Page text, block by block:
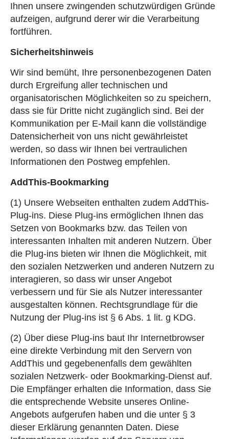
Ihnen unsere zwingenden schutzwürdigen Gründe
aufzeigen, aufgrund derer wir die Verarbeitung
fortführen.
Sicherheitshinweis
Wir sind bemüht, Ihre personenbezogenen Daten
durch Ergreifung aller technischen und
organisatorischen Möglichkeiten so zu speichern,
dass sie für Dritte nicht zugänglich sind. Bei der
Kommunikation per E-Mail kann die vollständige
Datensicherheit von uns nicht gewährleistet
werden, so dass wir Ihnen bei vertraulichen
Informationen den Postweg empfehlen.
AddThis-Bookmarking
(1) Unsere Webseiten enthalten zudem AddThis-
Plug-ins. Diese Plug-ins ermöglichen Ihnen das
Setzen von Bookmarks bzw. das Teilen von
interessanten Inhalten mit anderen Nutzern. Über
die Plug-ins bieten wir Ihnen die Möglichkeit, mit
den sozialen Netzwerken und anderen Nutzern zu
interagieren, so dass wir unser Angebot
verbessern und für Sie als Nutzer interessanter
ausgestalten können. Rechtsgrundlage für die
Nutzung der Plug-ins ist § 6 Abs. 1 lit. g KDG.
(2) Über diese Plug-ins baut Ihr Internetbrowser
eine direkte Verbindung mit den Servern von
AddThis und gegebenenfalls dem gewählten
sozialen Netzwerk- oder Bookmarking-Dienst auf.
Die Empfänger erhalten die Information, dass Sie
die entsprechende Website unseres Online-
Angebots aufgerufen haben und die unter § 3
dieser Erklärung genannten Daten. Diese